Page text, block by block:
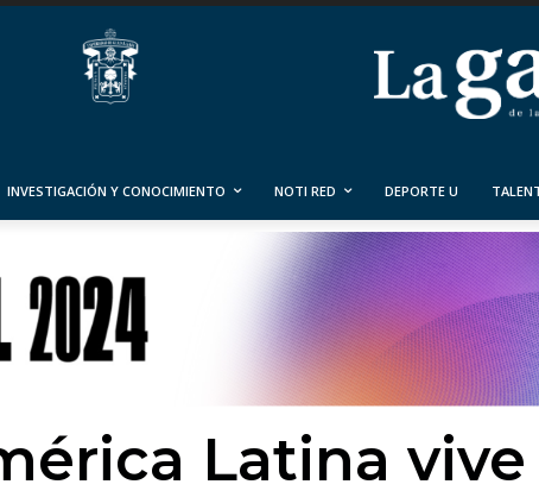
INVESTIGACIÓN Y CONOCIMIENTO NOTI RED DEPORTE U
Latina vive